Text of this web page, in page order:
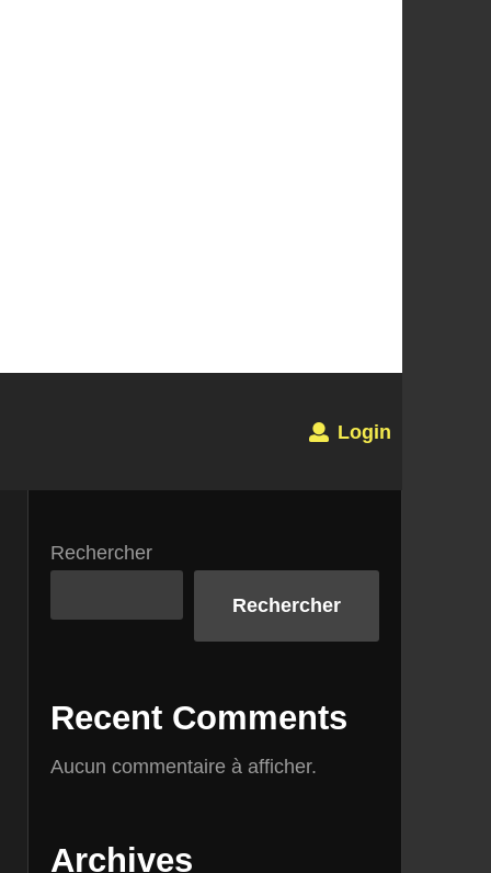
Login
Rechercher
Rechercher
Recent Comments
Aucun commentaire à afficher.
Archives